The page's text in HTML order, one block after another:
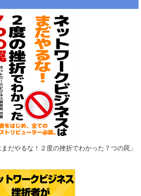
だやるな！２度の挫折でわかった７つの罠」